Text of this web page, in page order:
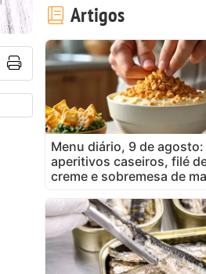
Artigos
Menu diário, 9 de
aperitivos caseiros, filé
creme e sobremesa de